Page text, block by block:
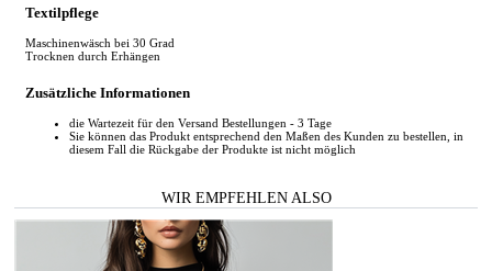
Textilpflege
Maschinenwäsch bei 30 Grad
Trocknen durch Erhängen
Zusätzliche Informationen
die Wartezeit für den Versand Bestellungen - 3 Tage
Sie können das Produkt entsprechend den Maßen des Kunden zu bestellen, in
diesem Fall die Rückgabe der Produkte ist nicht möglich
WIR EMPFEHLEN ALSO